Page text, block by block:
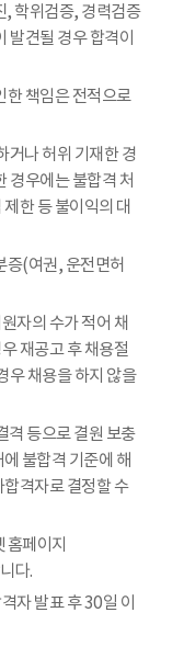
, 학위검증, 경력검증
발견될 경우 합격이
한 책임은 전적으로
거나 허위 기재한 경
경우에는 불합격 처
한 등 불이익의 대
증(여권, 운전면허
자의 수가 적어 채
재공고 후 채용절
우 채용을 하지 않을
격 등으로 결원 보충
불합격 기준에 해
격자로 결정할 수
홈페이지
다.
자 발표 후 30일 이